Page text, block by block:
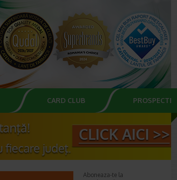
CARD CLUB PROSPECTE
Aboneaza-te la